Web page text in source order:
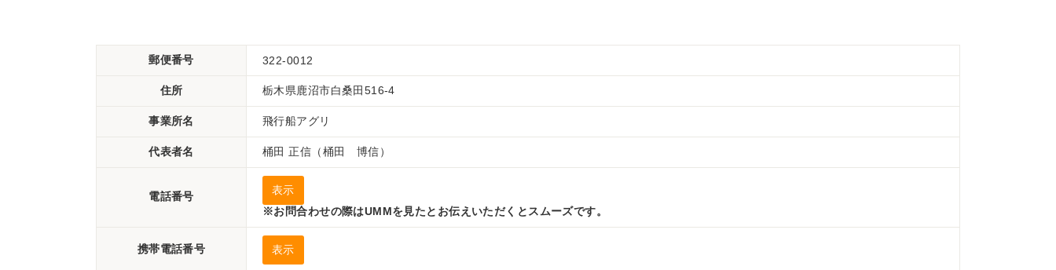
郵便番号 322-0012
住所 栃木県鹿沼市白桑田516-4
事業所名 飛行船アグリ
代表者名 桶田 正信（桶田 博信）
電話番号
表示
※お問合わせの際はUMMを見たとお伝えいただくとスムーズです。
携帯電話番号 表示